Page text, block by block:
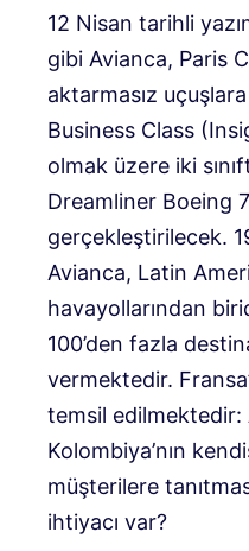
12 Nisan tarihli
gibi Avianca, Paris
aktarmasız
Business Class
olmak üzere iki
Dreamliner Boeing
gerçekleştirilecek.
Avianca, Latin
havayollarından
100’den fazla
vermektedir.
temsil edilmektedir:
Kolombiya’nın
müşterilere
ihtiyacı var?